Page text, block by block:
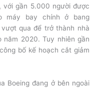
với gần 5.000 người được
máy bay chính ở bang
vượt qua để trở thành nhà
2020. Tuy nhiên gần
bố kế hoạch cắt giảm
Boeing đang ở bên ngoài